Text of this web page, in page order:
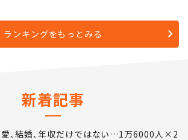
ランキングをもっとみる
新着記事
愛､結婚､年収だけではない…1万6000人×2